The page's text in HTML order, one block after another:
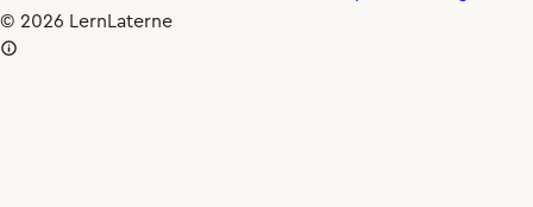
© 2026 LernLaterne